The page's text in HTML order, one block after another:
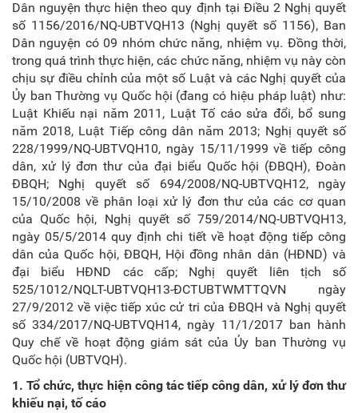
Dân nguyện thực hiện theo quy định tại Điều 2 Nghị quyết
số 1156/2016/NQ-UBTVQH13 (Nghị quyết số 1156), Ban
Dân nguyện có 09 nhóm chức năng, nhiệm vụ. Đồng thời,
trong quá trình thực hiện, các chức năng, nhiệm vụ này còn
chịu sự điều chỉnh của một số Luật và các Nghị quyết của
Ủy ban Thường vụ Quốc hội (đang có hiệu pháp luật) như:
Luật Khiếu nại năm 2011, Luật Tố cáo sửa đổi, bổ sung
năm 2018, Luật Tiếp công dân năm 2013; Nghị quyết số
228/1999/NQ-UBTVQH10, ngày 15/11/1999 về tiếp công
dân, xử lý đơn thư của đại biểu Quốc hội (ĐBQH), Đoàn
ĐBQH; Nghị quyết số 694/2008/NQ-UBTVQH12, ngày
15/10/2008 về phân loại xử lý đơn thư của các cơ quan
của Quốc hội, Nghị quyết số 759/2014/NQ-UBTVQH13,
ngày 05/5/2014 quy định chi tiết về hoạt động tiếp công
dân của Quốc hội, ĐBQH, Hội đồng nhân dân (HĐND) và
đại biểu HĐND các cấp; Nghị quyết liên tịch số
525/1012/NQLT-UBTVQH13-ĐCTUBTWMTTQVN ngày
27/9/2012 về việc tiếp xúc cử tri của ĐBQH và Nghị quyết
số 334/2017/NQ-UBTVQH14, ngày 11/1/2017 ban hành
Quy chế về hoạt động giám sát của Ủy ban Thường vụ
Quốc hội (UBTVQH).
1.Tổ chức, thực hiện công tác tiếp công dân, xử lý đơn thư
khiếu nại, tố cáo